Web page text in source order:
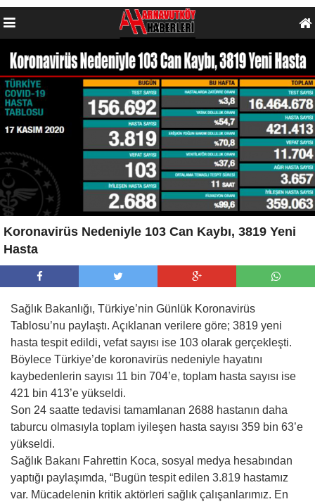
Koronavirüs Nedeniyle 103 Can Kaybı, 3819 Yeni
Hasta
Sağlık Bakanlığı, Türkiye’nin Günlük Koronavirüs
Tablosu’nu paylaştı. Açıklanan verilere göre; 3819 yeni
hasta tespit edildi, vefat sayısı ise 103 olarak gerçekleşti.
Böylece Türkiye’de koronavirüs nedeniyle hayatını
kaybedenlerin sayısı 11 bin 704’e, toplam hasta sayısı ise
421 bin 413’e yükseldi.
Son 24 saatte tedavisi tamamlanan 2688 hastanın daha
taburcu olmasıyla toplam iyileşen hasta sayısı 359 bin 63’e
yükseldi.
Sağlık Bakanı Fahrettin Koca, sosyal medya hesabından
yaptığı paylaşımda, “Bugün tespit edilen 3.819 hastamız
var. Mücadelenin kritik aktörleri sağlık çalışanlarımız. En